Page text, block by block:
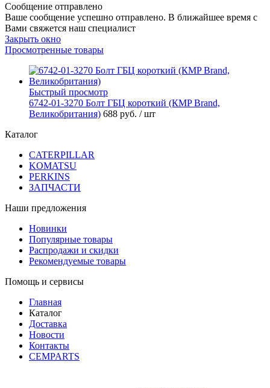
Сообщение отправлено
Ваше сообщение успешно отправлено. В ближайшее время с
Вами свяжется наш специалист
Закрыть окно
Просмотренные товары
Быстрый просмотр
6742-01-3270 Болт ГБЦ короткий (КMP Brand,
Великобритания) 688 руб. / шт
Каталог
CATERPILLAR
KOMATSU
PERKINS
ЗАПЧАСТИ
Наши предложения
Новинки
Популярные товары
Распродажи и скидки
Рекомендуемые товары
Помощь и сервисы
Главная
Каталог
Доставка
Новости
Контакты
CEMPARTS